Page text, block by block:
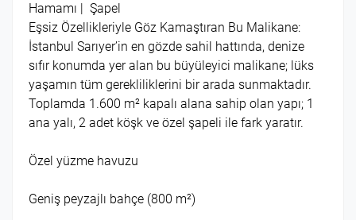
Hamamı | Şapel
Eşsiz Özellikleriyle Göz Kamaştıran Bu Malikane:
İstanbul Sarıyer’in en gözde sahil hattında, denize
sıfır konumda yer alan bu büyüleyici malikane; lüks
yaşamın tüm gerekliliklerini bir arada sunmaktadır.
Toplamda 1.600 m² kapalı alana sahip olan yapı; 1
ana yalı, 2 adet köşk ve özel şapeli ile fark yaratır.
Özel yüzme havuzu
Geniş peyzajlı bahçe (800 m²)